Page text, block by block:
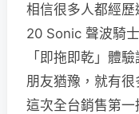
相信很多人都經
20 Sonic 聲波騎
「即拖即乾」體
朋友猶豫，就有
這次全台銷售第